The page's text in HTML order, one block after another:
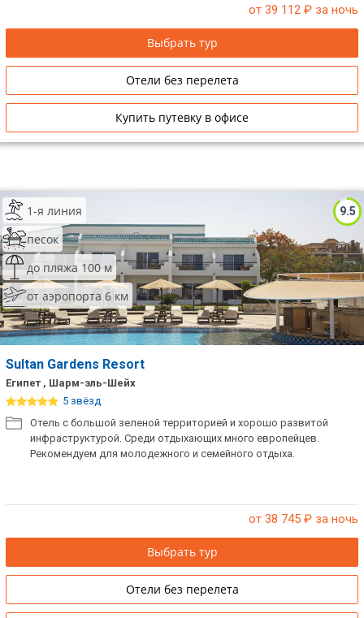
от 39 112 ₽ за ночь
Выбрать тур
Отели без перелета
Купить путевку в офисе
9.5
1-я линия
песок
до пляжа 100 м
от аэропорта 6 км
Sultan Gardens Resort
Египет , Шарм-эль-Шейх
5 звёзд
Отель с большой зеленой территорией и хорошо развитой
инфраструктурой. Среди отдыхающих много европейцев.
Рекомендуем для молодежного и семейного отдыха.
от 38 745 ₽ за ночь
Выбрать тур
Отели без перелета